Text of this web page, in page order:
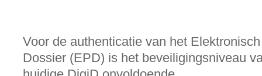
Voor de authenticatie van het
Dossier (EPD) is het beveiligingsniveau